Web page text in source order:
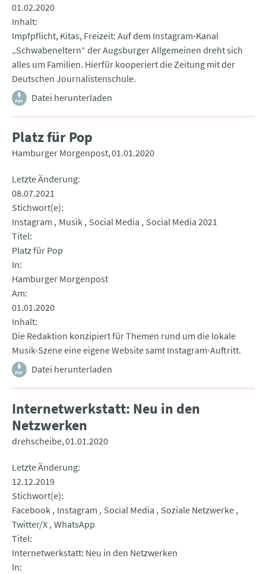
01.02.2020
Inhalt
Impfpflicht, Kitas, Freizeit: Auf dem Instagram-Kanal
„Schwabeneltern“ der Augsburger Allgemeinen dreht sich
alles um Familien. Hierfür kooperiert die Zeitung mit der
Deutschen Journalistenschule.
Datei herunterladen
Platz für Pop
Hamburger Morgenpost 01.01.2020
Letzte Änderung
08.07.2021
Stichwort(e)
Instagram
Musik Social Media
Social Media 2021
Titel
Platz für Pop
In
Hamburger Morgenpost
Am
01.01.2020
Inhalt
Die Redaktion konzipiert für Themen rund um die lokale
Musik-Szene eine eigene Website samt Instagram-Auftritt.
Datei herunterladen
Internetwerkstatt: Neu in den
Netzwerken
drehscheibe 01.01.2020
Letzte Änderung
12.12.2019
Stichwort(e)
Facebook Instagram Social Media
Soziale Netzwerke
Twitter/X WhatsApp
Titel
Internetwerkstatt: Neu in den Netzwerken
In